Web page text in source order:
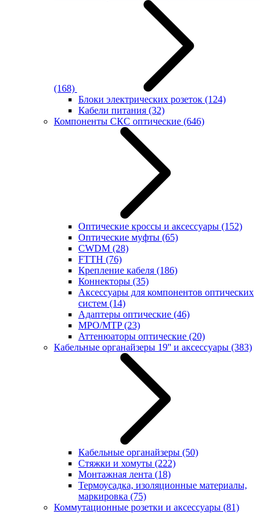
(168)
Блоки электрических розеток (124)
Кабели питания (32)
Компоненты СКС оптические (646)
Оптические кроссы и аксессуары (152)
Оптические муфты (65)
CWDM (28)
FTTH (76)
Крепление кабеля (186)
Коннекторы (35)
Аксессуары для компонентов оптических
систем (14)
Адаптеры оптические (46)
MPO/MTP(23)
Аттенюаторы оптические (20)
Кабельные органайзеры 19'' и аксессуары (383)
Кабельные органайзеры (50)
Стяжки и хомуты (222)
Монтажная лента (18)
Термоусадка, изоляционные материалы,
маркировка (75)
Коммутационные розетки и аксессуары (81)